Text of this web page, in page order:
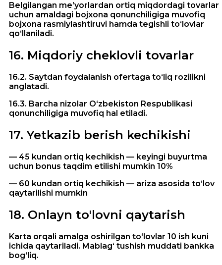
Belgilangan me’yorlardan ortiq miqdordagi tovarlar
uchun amaldagi bojxona qonunchiligiga muvofiq
bojxona rasmiylashtiruvi hamda tegishli to‘lovlar
qo‘llaniladi.
16. Miqdoriy cheklovli tovarlar
16.2. Saytdan foydalanish ofertaga to‘liq rozilikni
anglatadi.
16.3. Barcha nizolar O‘zbekiston Respublikasi
qonunchiligiga muvofiq hal etiladi.
17.Yetkazib berish kechikishi
— 45 kundan ortiq kechikish — keyingi buyurtma
uchun bonus taqdim etilishi mumkin 10%
— 60 kundan ortiq kechikish — ariza asosida to‘lov
qaytarilishi mumkin
18. Onlayn to'lovni qaytarish
Karta orqali amalga oshirilgan to‘lovlar 10 ish kuni
ichida qaytariladi. Mablag‘ tushish muddati bankka
bog‘liq.